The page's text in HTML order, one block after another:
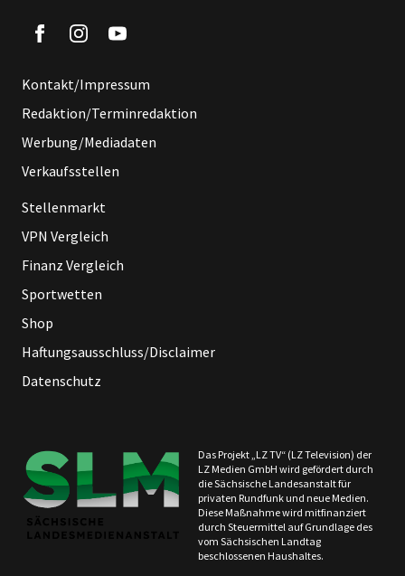
Kontakt/Impressum
Redaktion/Terminredaktion
Werbung/Mediadaten
Verkaufsstellen
Stellenmarkt
VPN Vergleich
Finanz Vergleich
Sportwetten
Shop
Haftungsausschluss/Disclaimer
Datenschutz
Das Projekt „LZ TV“ (LZ Television) der
LZ Medien GmbH wird gefördert durch
die Sächsische Landesanstalt für
privaten Rundfunk und neue Medien.
Diese Maßnahme wird mitfinanziert
durch Steuermittel auf Grundlage des
vom Sächsischen Landtag
beschlossenen Haushaltes.